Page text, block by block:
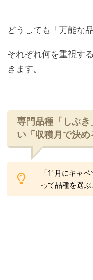
どうしても「万能な
それぞれ何を重視す
きます。
専門品種「しぶ
い「収穫月で決め
「11月にキャ
って品種を選ぶ